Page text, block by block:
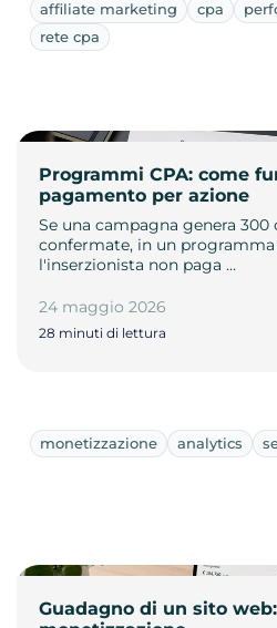
affiliate marketing cpa
rete cpa
Programmi CPA: come
pagamento per azione
Se una campagna genera 300
confermate, in un programma
l'inserzionista non paga …
24 maggio 2026
28 minuti di lettura
monetizzazione analytics
Guadagno di un sito